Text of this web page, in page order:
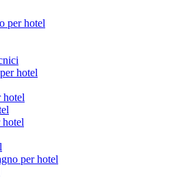
per hotel
hotel
hotel
hotel
per hotel